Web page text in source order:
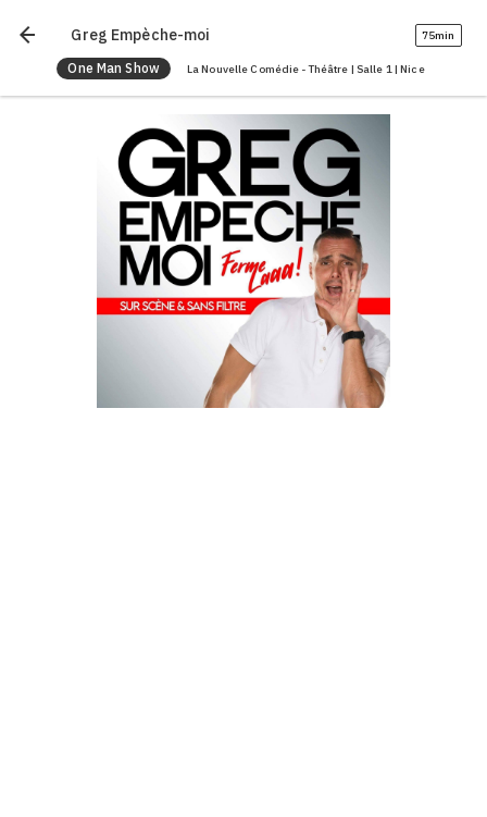
arrow_back Greg Empèche-moi 75min
One Man Show La Nouvelle Comédie - Théâtre | Salle 1 | Nice